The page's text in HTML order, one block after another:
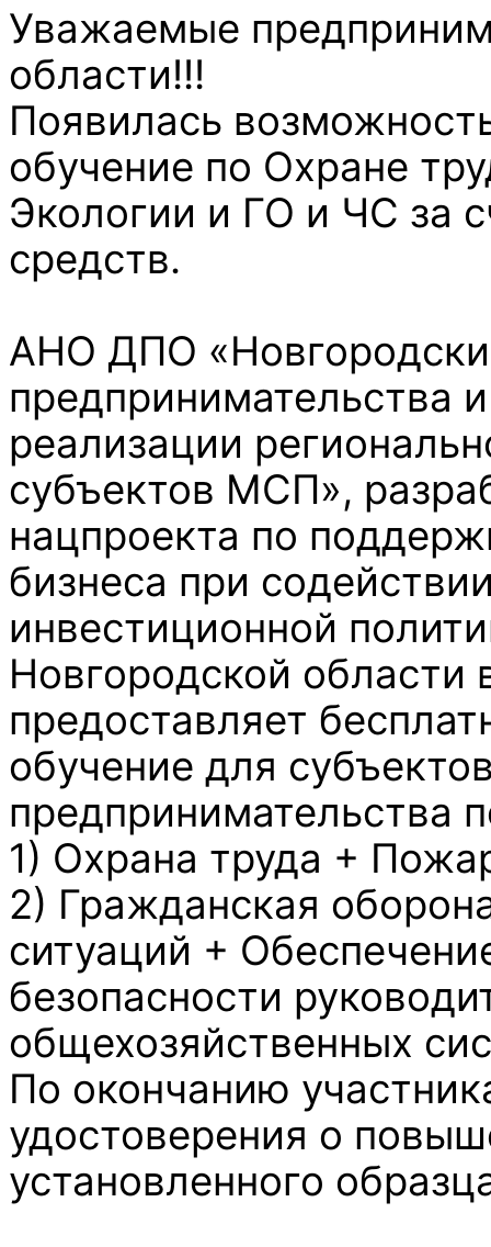
Уважаемые
области!!!
Появилась
обучение по Охране
Экологии и ГО и ЧС за
средств.
АНО ДПО
предпринимательства
реализации
субъектов МСП»,
нацпроекта по
бизнеса при
инвестиционной
Новгородской области
предоставляет
обучение для
предпринимательства
1) Охрана труда +
2) Гражданская
ситуаций +
безопасности
общехозяйственных
По окончанию
удостоверения о
установленного